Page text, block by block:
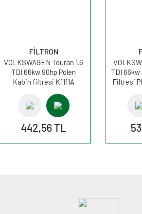
FİLTRON
VOLKSWAGEN Touran 1.6
TDI 66kw 90hp Polen
Kabin filtresi K1111A
442,56 TL
TDI 66kw
Filtresi